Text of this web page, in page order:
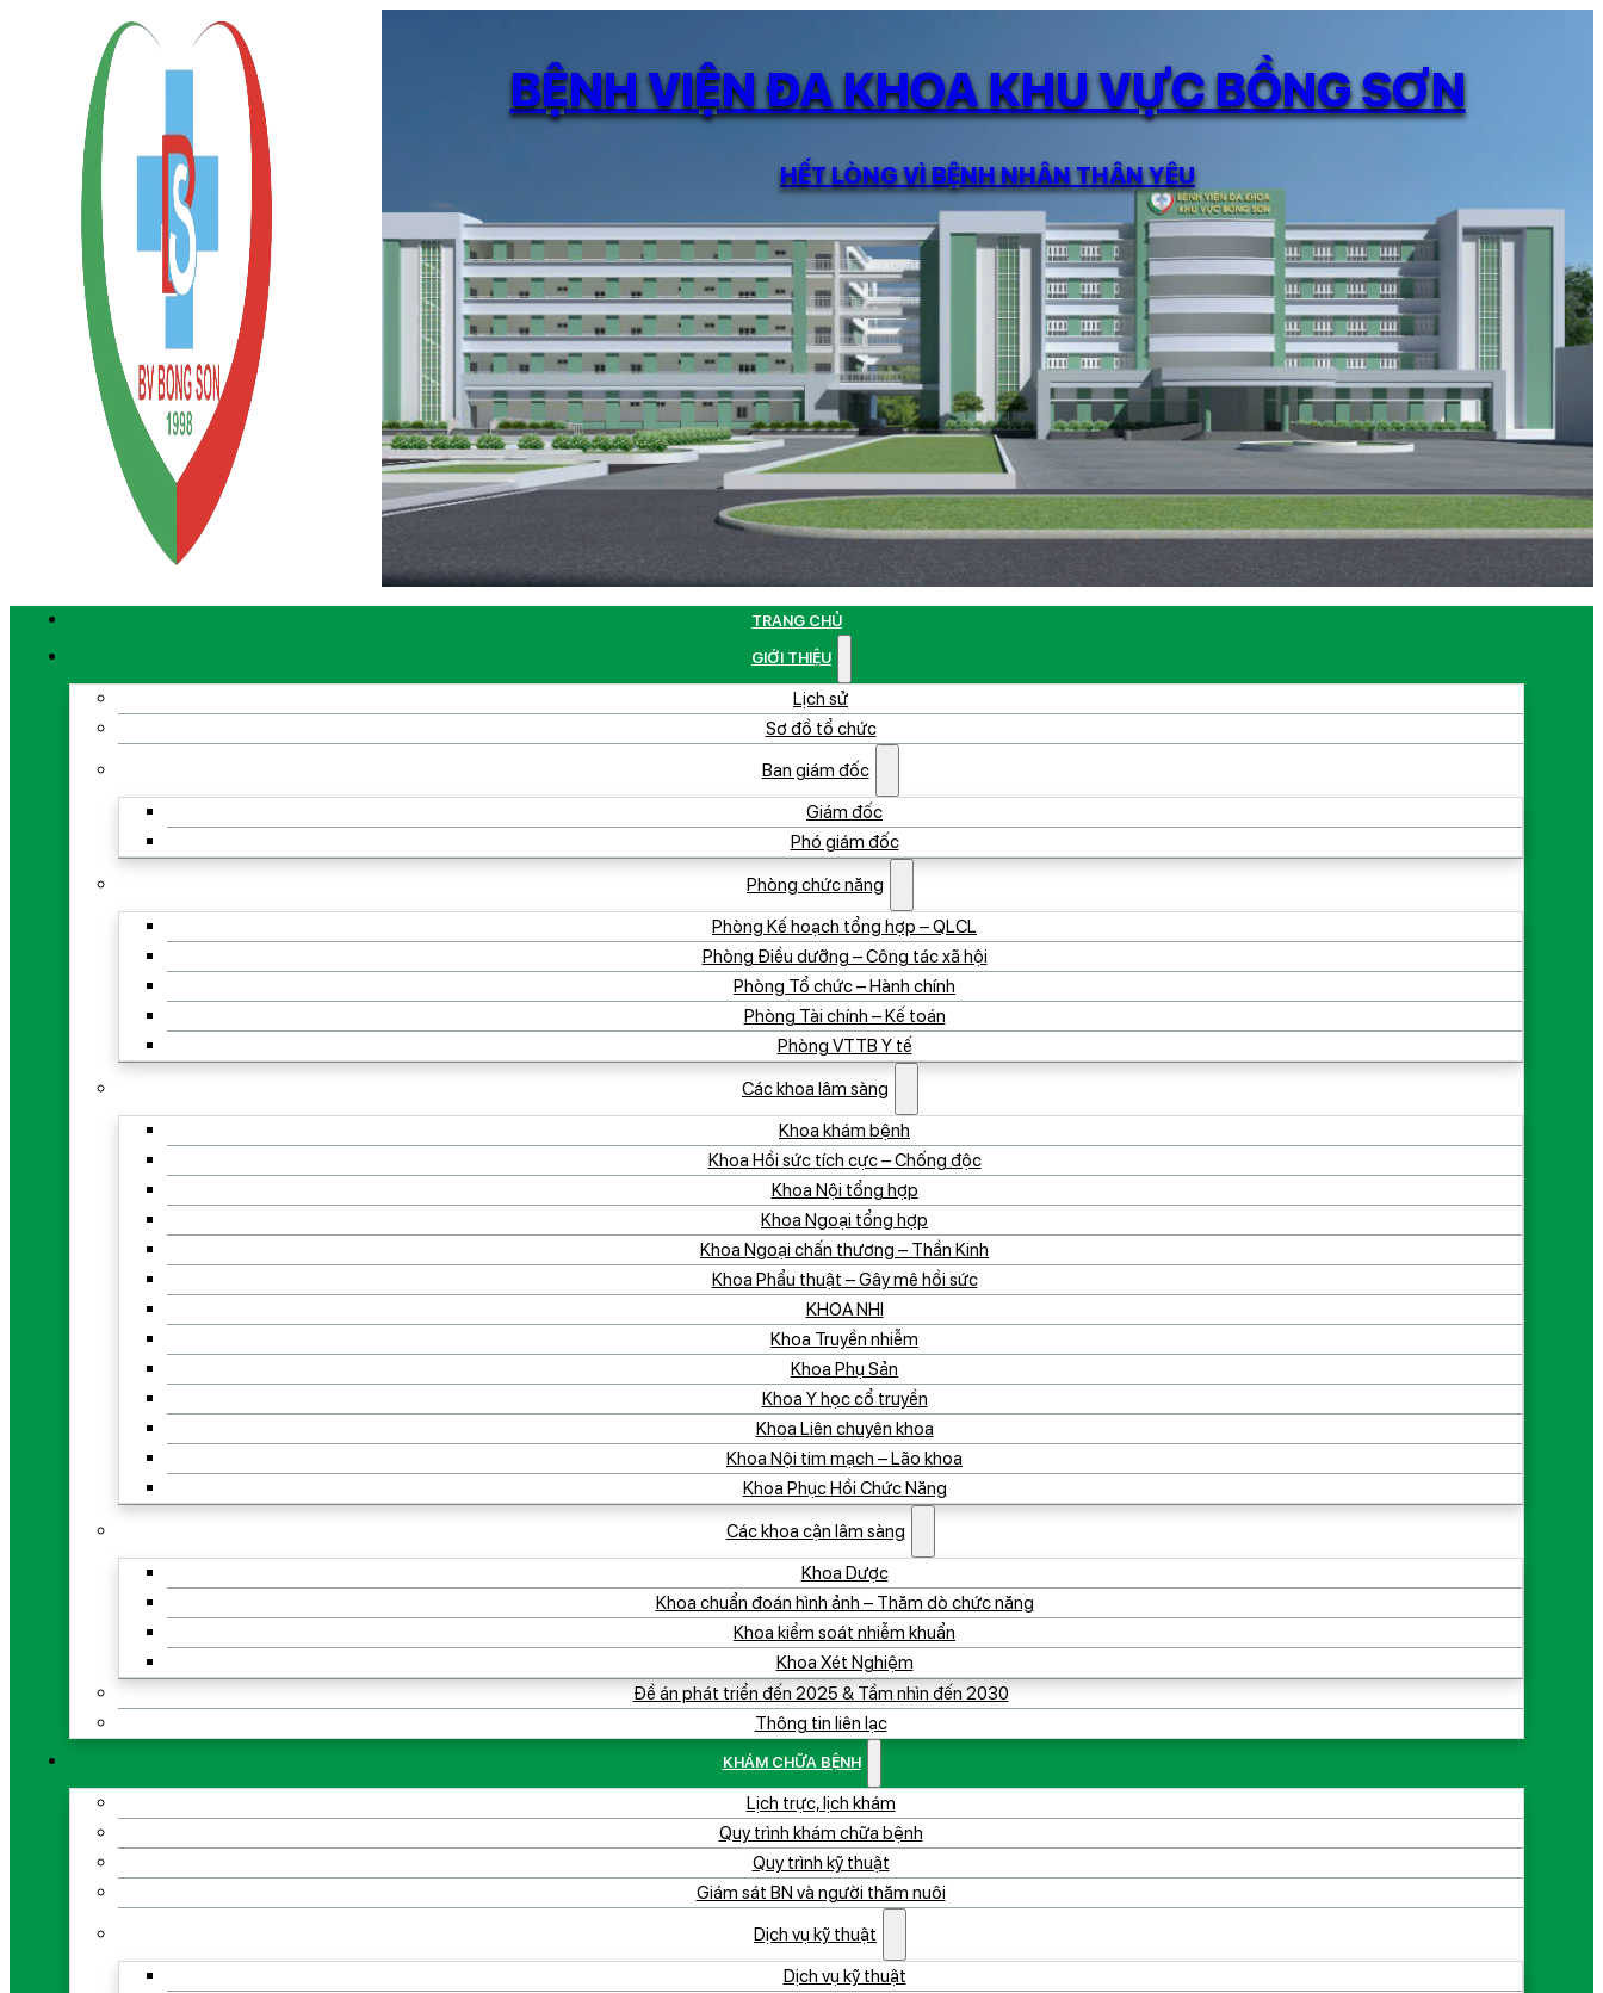
BỆNH VIỆN ĐA KHOA KHU VỰC BỒNG SƠN
HẾT LÒNG VÌ BỆNH NHÂN THÂN YÊU
TRANG CHỦ
GIỚI THIỆU
Lịch sử
Sơ đồ tổ chức
Ban giám đốc
Giám đốc
Phó giám đốc
Phòng chức năng
Phòng Kế hoạch tổng hợp – QLCL
Phòng Điều dưỡng – Công tác xã hội
Phòng Tổ chức – Hành chính
Phòng Tài chính – Kế toán
Phòng VTTB Y tế
Các khoa lâm sàng
Khoa khám bệnh
Khoa Hồi sức tích cực – Chống độc
Khoa Nội tổng hợp
Khoa Ngoại tổng hợp
Khoa Ngoại chấn thương – Thần Kinh
Khoa Phẩu thuật – Gây mê hồi sức
KHOA NHI
Khoa Truyền nhiễm
Khoa Phụ Sản
Khoa Y học cổ truyền
Khoa Liên chuyên khoa
Khoa Nội tim mạch – Lão khoa
Khoa Phục Hồi Chức Năng
Các khoa cận lâm sàng
Khoa Dược
Khoa chuẩn đoán hình ảnh – Thăm dò chức năng
Khoa kiểm soát nhiễm khuẩn
Khoa Xét Nghiệm
Đề án phát triển đến 2025 & Tầm nhìn đến 2030
Thông tin liên lạc
KHÁM CHỮA BỆNH
Lịch trực, lịch khám
Quy trình khám chữa bệnh
Quy trình kỹ thuật
Giám sát BN và người thăm nuôi
Dịch vụ kỹ thuật
Dịch vụ kỹ thuật